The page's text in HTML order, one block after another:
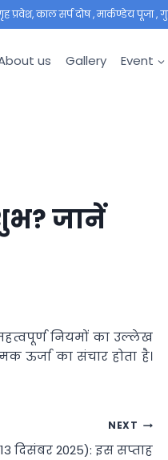
प्रवेश, काल सर्प दोष , मार्कण्डेय पूजा ,
us Gallery Event
जानें
नियमों का उल्लेख
ऊर्जा का संचार होता है।
NEXT
दिसंबर 2025): इस सप्ताह